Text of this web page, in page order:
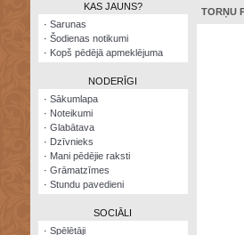
Šodienas
Visatcera
almanahs
KAS JAUNS?
· Sarunas
· Šodienas notikumi
· Kopš pēdējā apmeklējuma
NODERĪGI
· Sākumlapa
· Noteikumi
· Glabātava
· Dzīvnieks
· Mani pēdējie raksti
· Grāmatzīmes
· Stundu pavedieni
SOCIĀLI
· Spēlētāji
TORŅU